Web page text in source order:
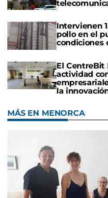
Intervienen
pollo en el
condiciones
El CentreBit
actividad
la
MÁS EN MENORCA